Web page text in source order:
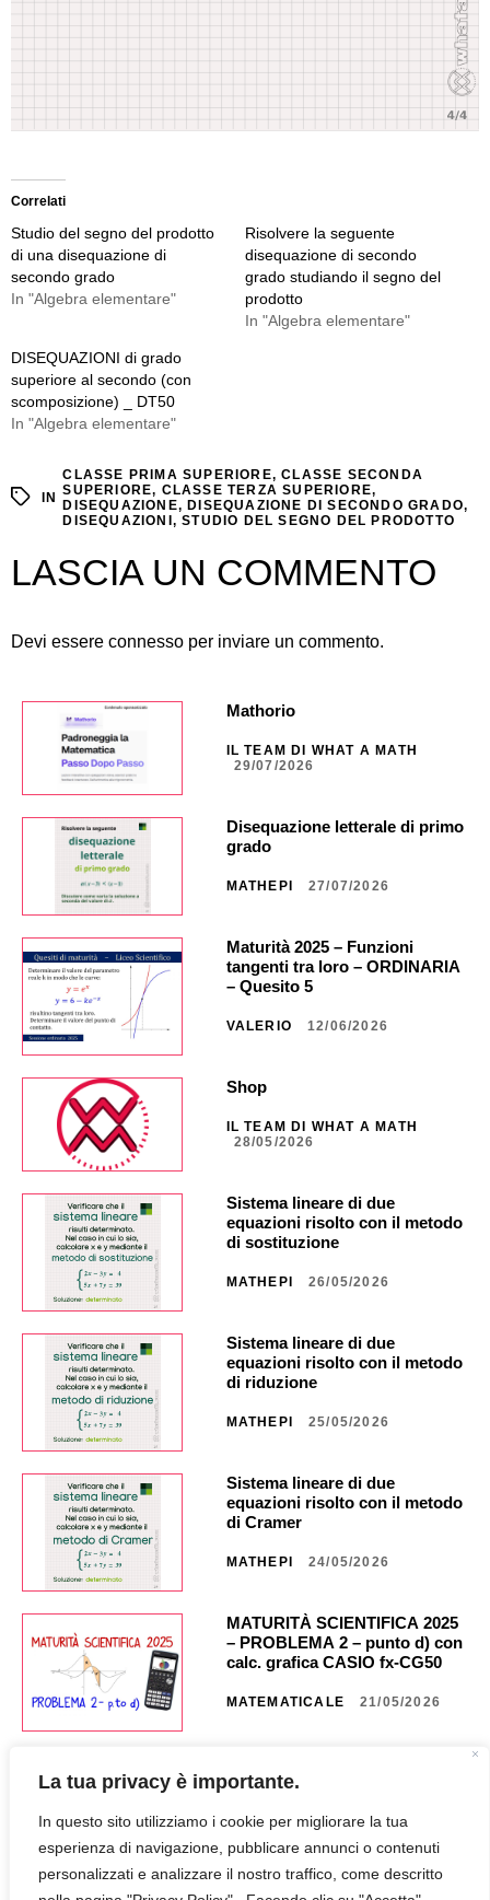
La tua privacy è importante.
In questo sito utilizziamo i cookie per migliorare la tua
esperienza di navigazione, pubblicare annunci o contenuti
personalizzati e analizzare il nostro traffico, come descritto
Correlati
Studio del segno del prodotto
di una disequazione di
secondo grado
In "Algebra elementare"
Risolvere la seguente
disequazione di secondo
grado studiando il segno del
prodotto
In "Algebra elementare"
DISEQUAZIONI di grado
superiore al secondo (con
scomposizione) _ DT50
In "Algebra elementare"
IN
CLASSE PRIMA SUPERIORE,CLASSE SECONDA
SUPERIORE, CLASSE TERZA SUPERIORE,
DISEQUAZIONE, DISEQUAZIONE DI SECONDO GRADO,
DISEQUAZIONI ,STUDIO DEL SEGNO DEL PRODOTTO
LASCIA UN COMMENTO
Devi essere connesso per inviare un commento.
Mathorio
IL TEAM DI WHAT A MATH
29/07/2026
Disequazione letterale di primo
grado
MATHEPI 27/07/2026
Maturità 2025 – Funzioni
tangenti tra loro – ORDINARIA
– Quesito 5
VALERIO 12/06/2026
Shop
IL TEAM DI WHAT A MATH
28/05/2026
Sistema lineare di due
equazioni risolto con il metodo
di sostituzione
MATHEPI 26/05/2026
Sistema lineare di due
equazioni risolto con il metodo
di riduzione
MATHEPI 25/05/2026
Sistema lineare di due
equazioni risolto con il metodo
di Cramer
MATHEPI 24/05/2026
MATURITÀ SCIENTIFICA 2025
– PROBLEMA 2 – punto d) con
calc. grafica CASIO fx-CG50 _
MATEMATICALE 21/05/2026
– PROBLEMA 2 – punto c) con
NA35 _ CG849
MATEMATICALE 18/05/2026